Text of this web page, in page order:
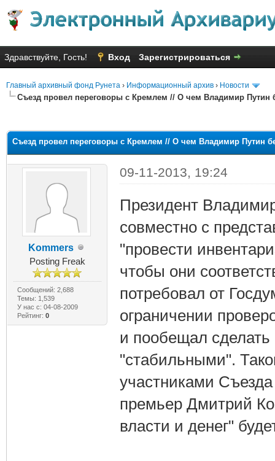
Здравствуйте, Гость! Вход Зарегистрироваться
Главный архивный фонд Рунета › Информационный архив › Новости
Съезд провел переговоры с Кремлем // О чем Владимир Путин
Съезд провел переговоры с Кремлем // О чем Владимир Путин
Kommers
Posting Freak
Сообщений: 2,688
Темы: 1,539
У нас с: 04-08-2009
Рейтинг: 0
09-11-2013, 19:24
Президент
совместно с
"провести
чтобы они
потребовал от
ограничении
и пообещал
"стабильными".
участниками
премьер Дмитрий
власти и денег"